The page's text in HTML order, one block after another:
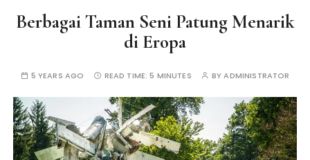
Berbagai Taman Seni Patung Menarik
di Eropa
5 YEARS AGO READ TIME:5 MINUTES BYADMINISTRATOR